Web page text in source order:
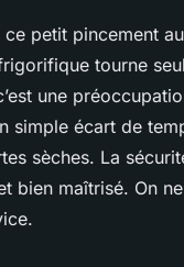
ce petit pincement
tourne
une
simple écart de
sèches. La
bien maîtrisé. On